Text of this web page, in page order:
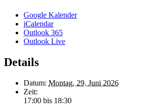
Google Kalender
iCalendar
Outlook 365
Outlook Live
Details
Datum: Montag, 29. Juni 2026
Zeit:
17:00 bis 18:30